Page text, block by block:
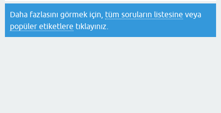
Daha fazlasını görmek için, tüm soruların listesine veya
popüler etiketlere tıklayınız.